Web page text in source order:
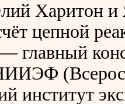
Харитон и
цепной
главный
институт